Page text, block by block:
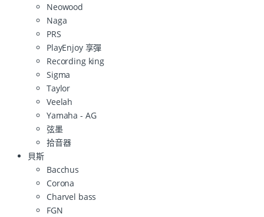
Neowood
Naga
PRS
PlayEnjoy 享彈
Recording king
Sigma
Taylor
Veelah
Yamaha - AG
弦墨
拾音器
貝斯
Bacchus
Corona
Charvel bass
FGN